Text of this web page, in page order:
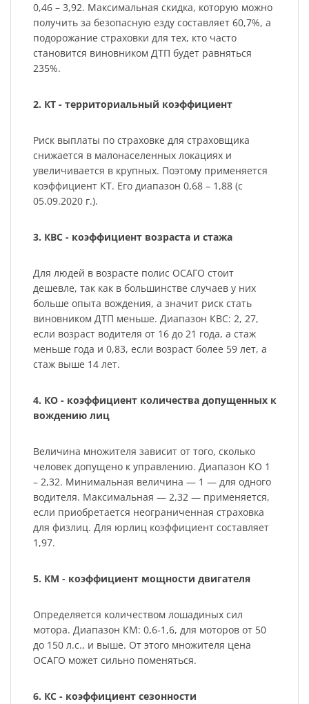
0,46 – 3,92. Максимальная скидка, которую можно
получить за безопасную езду составляет 60,7%, а
подорожание страховки для тех, кто часто
становится виновником ДТП будет равняться
235%.
2. КТ - территориальный коэффициент
Риск выплаты по страховке для страховщика
снижается в малонаселенных локациях и
увеличивается в крупных. Поэтому применяется
коэффициент КТ. Его диапазон 0,68 – 1,88 (с
05.09.2020 г.).
3. КВС - коэффициент возраста и стажа
Для людей в возрасте полис ОСАГО стоит
дешевле, так как в большинстве случаев у них
больше опыта вождения, а значит риск стать
виновником ДТП меньше. Диапазон КВС: 2, 27,
если возраст водителя от 16 до 21 года, а стаж
меньше года и 0,83, если возраст более 59 лет, а
стаж выше 14 лет.
4. КО - коэффициент количества допущенных к
вождению лиц
Величина множителя зависит от того, сколько
человек допущено к управлению. Диапазон КО 1
– 2,32. Минимальная величина — 1 — для одного
водителя. Максимальная — 2,32 — применяется,
если приобретается неограниченная страховка
для физлиц. Для юрлиц коэффициент составляет
1,97.
5. КМ - коэффициент мощности двигателя
Определяется количеством лошадиных сил
мотора. Диапазон КМ: 0,6-1,6, для моторов от 50
до 150 л.с., и выше. От этого множителя цена
ОСАГО может сильно поменяться.
6. КС - коэффициент сезонности